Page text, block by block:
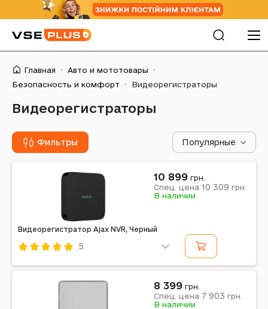
Главная
Авто и мототовары
Безопасность и комфорт
Видеорегистраторы
Видеорегистраторы
Фильтры Популярные
Видеорегистратор Ajax NVR, Черный
5
Черный
Примечание: 16ch
10 899 грн.
Спец. цена 10 309 грн.
В наличии
8 399 грн.
Спец. цена 7 903 грн.
В наличии